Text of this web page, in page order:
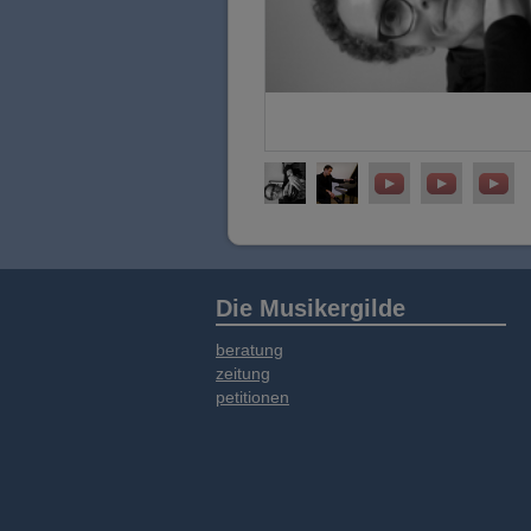
Die Musikergilde
beratung
zeitung
petitionen